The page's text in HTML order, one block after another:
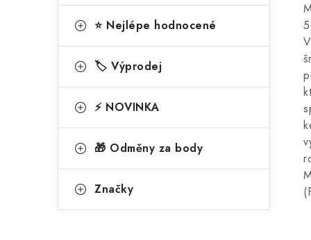
⭐ Nejlépe hodnocené
🏷️ Výprodej
⚡ NOVINKA
🎁 Odměny za body
Značky